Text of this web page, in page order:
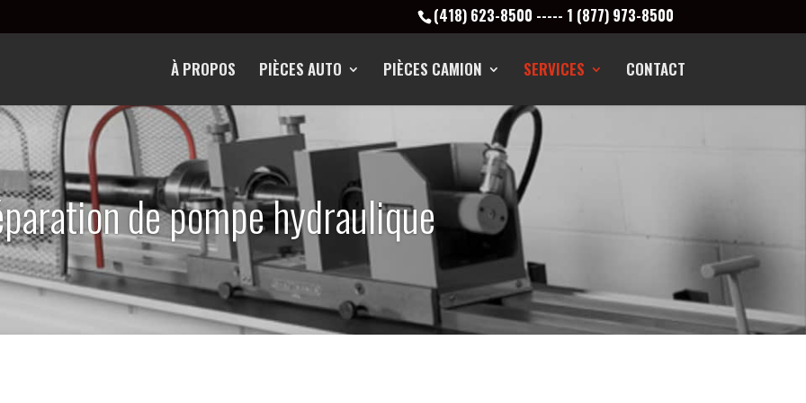
(418) 623-8500 ----- 1 (877) 973-8500
À PROPOS PIÈCES AUTO PIÈCES CAMION SERVICES CONTACT
de pompe hydraulique